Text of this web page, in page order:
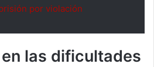
por violación
las dificultades